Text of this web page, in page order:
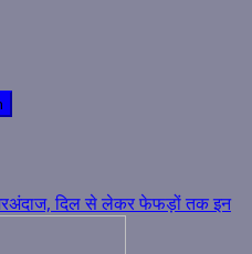
दिल से लेकर फेफड़ों तक इन